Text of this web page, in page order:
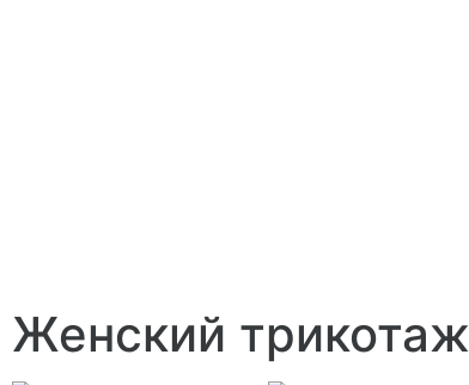
Женский трикотаж